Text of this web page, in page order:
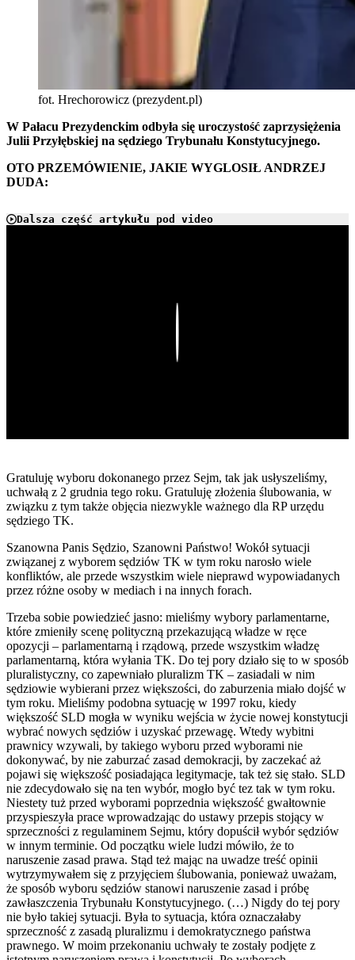
fot. Hrechorowicz (prezydent.pl)
W Pałacu Prezydenckim odbyła się uroczystość zaprzysiężenia
Julii Przyłębskiej na sędziego Trybunału Konstytucyjnego.
OTO PRZEMÓWIENIE, JAKIE WYGLOSIŁ ANDRZEJ
DUDA:
Dalsza część artykułu pod video
Gratuluję wyboru dokonanego przez Sejm, tak jak usłyszeliśmy,
uchwałą z 2 grudnia tego roku. Gratuluję złożenia ślubowania, w
związku z tym także objęcia niezwykle ważnego dla RP urzędu
sędziego TK.
Szanowna Panis Sędzio, Szanowni Państwo! Wokół sytuacji
związanej z wyborem sędziów TK w tym roku narosło wiele
konfliktów, ale przede wszystkim wiele nieprawd wypowiadanych
przez różne osoby w mediach i na innych forach.
Trzeba sobie powiedzieć jasno: mieliśmy wybory parlamentarne,
które zmieniły scenę polityczną przekazującą władze w ręce
opozycji – parlamentarną i rządową, przede wszystkim władzę
parlamentarną, która wyłania TK. Do tej pory działo się to w sposób
pluralistyczny, co zapewniało pluralizm TK – zasiadali w nim
sędziowie wybierani przez większości, do zaburzenia miało dojść w
tym roku. Mieliśmy podobna sytuację w 1997 roku, kiedy
większość SLD mogła w wyniku wejścia w życie nowej konstytucji
wybrać nowych sędziów i uzyskać przewagę. Wtedy wybitni
prawnicy wzywali, by takiego wyboru przed wyborami nie
dokonywać, by nie zaburzać zasad demokracji, by zaczekać aż
pojawi się większość posiadająca legitymacje, tak też się stało. SLD
nie zdecydowało się na ten wybór, mogło być tez tak w tym roku.
Niestety tuż przed wyborami poprzednia większość gwałtownie
przyspieszyła prace wprowadzając do ustawy przepis stojący w
sprzeczności z regulaminem Sejmu, który dopuścił wybór sędziów
w innym terminie. Od początku wiele ludzi mówiło, że to
naruszenie zasad prawa. Stąd też mając na uwadze treść opinii
wytrzymywałem się z przyjęciem ślubowania, ponieważ uważam,
że sposób wyboru sędziów stanowi naruszenie zasad i próbę
zawłaszczenia Trybunału Konstytucyjnego. (…) Nigdy do tej pory
nie było takiej sytuacji. Była to sytuacja, która oznaczałaby
sprzeczność z zasadą pluralizmu i demokratycznego państwa
prawnego. W moim przekonaniu uchwały te zostały podjęte z